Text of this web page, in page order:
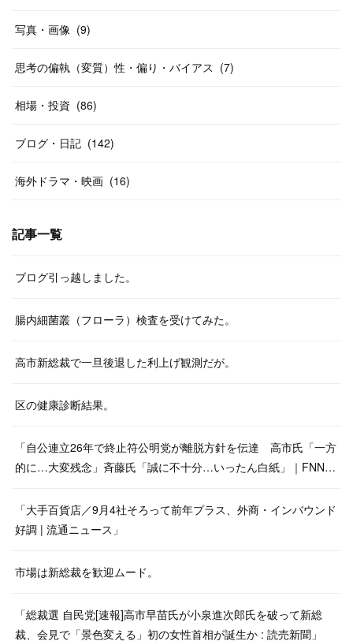
写真・画像 (9)
思考の偏執（変質）性・偏り・バイアス (7)
相場・投資 (86)
ブログ・日記 (142)
海外ドラマ・映画 (16)
記事一覧
ブログ引っ越しました。
腸内細菌叢（フローラ）検査を受けてみた。
高市新総裁で一旦後退した利上げ観測だが。
区の健康診断結果。
「自公連立26年で終止符公明党が離脱方針を伝達 高市氏「一方
的に…大変残念」斉藤氏「誠に不十分…いったん白紙」｜FNN…
「大手百貨店／9月4社そろって前年プラス、外商・インバウンド
好調 | 流通ニュース」
市場は新総裁を歓迎ムード。
「総裁選 自民党[速報]高市早苗氏が小泉進次郎氏を破って新総
裁、会見で「景色変える」初の女性首相が誕生か : 読売新聞」